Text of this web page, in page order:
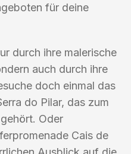
für deine
durch ihre malerische
auch durch ihre
doch einmal das
do Pilar, das zum
Oder
Cais de